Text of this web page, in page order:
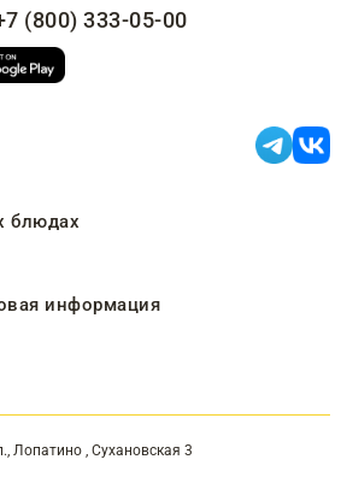
(800) 333-05-00
блюдах
информация
Лопатино , Сухановская 3